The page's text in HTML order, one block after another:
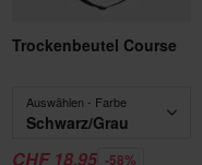
Trockenbeutel Course
Auswählen - Farbe
Schwarz/Grau
CHF 18.95 -58%